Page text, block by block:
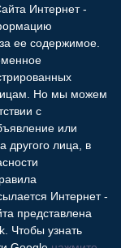
Интернет -
ее содержимое.
Но мы можем
с
или
лица, в
Интернет -
представлена
Чтобы узнать